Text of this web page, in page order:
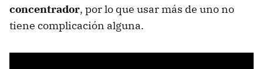
concentrador, por lo que usar más de uno no
tiene complicación alguna.